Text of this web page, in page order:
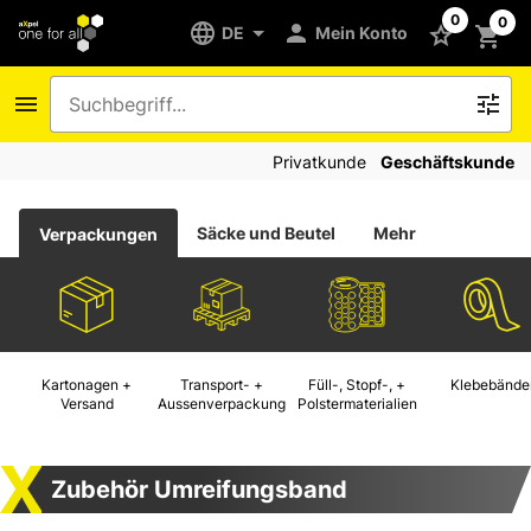
DE Mein Konto
0 0
Privatkunde Geschäftskunde
Verpackungen Säcke und Beutel Mehr
Kartonagen +
Versand
Transport- +
Aussenverpackung
Füll-, Stopf-, +
Polstermaterialien
Zubehör Umreifungsband